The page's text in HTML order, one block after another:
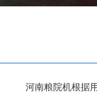
河南粮院机根据用